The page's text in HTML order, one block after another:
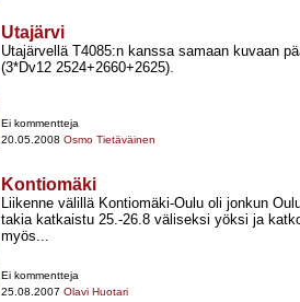
Utajärvi
Utajärvellä T4085:n kanssa samaan kuvaan
(3*Dv12 2524+​2660+​2625).
Ei kommentteja
20.05.2008 Osmo Tietäväinen
Kontiomäki
Liikenne välillä Kontiomäki-​Oulu oli jonkun
takia katkaistu 25.-​26.8 väliseksi yöksi ja
myös...
Ei kommentteja
25.08.2007 Olavi Huotari